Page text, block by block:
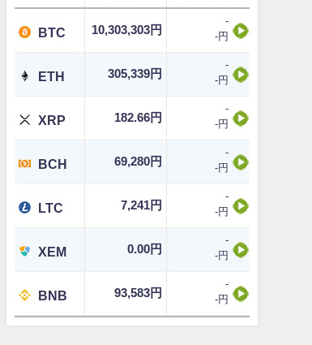
BTC 10,303,303円
-
-円
ETH 305,339円
-
-円
XRP 182.66円
-
-円
BCH 69,280円
-
-円
LTC 7,241円
-
-円
XEM 0.00円
-
-円
BNB 93,583円
-
-円